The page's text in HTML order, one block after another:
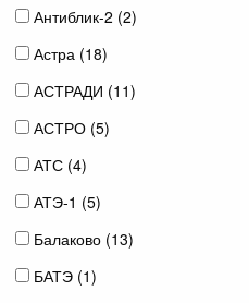
Антиблик-2 (2)
Астра (18)
АСТРАДИ (11)
АСТРО (5)
АТС (4)
АТЭ-1 (5)
Балаково (13)
БАТЭ (1)